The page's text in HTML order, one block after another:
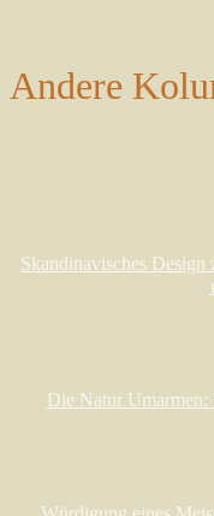
Andere
Skandinavisches
Die Natur